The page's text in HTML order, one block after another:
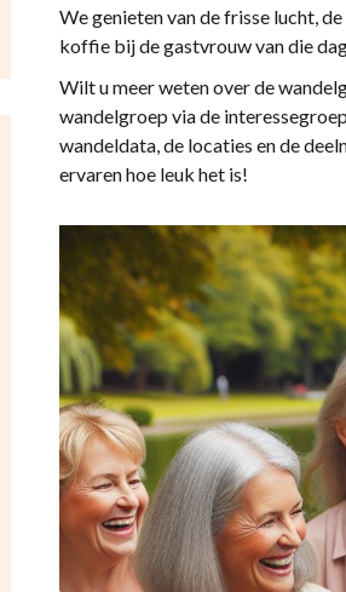
We genieten van de frisse lucht,
koffie bij de gastvrouw van die
Wilt u meer weten over de
wandelgroep via de
wandeldata, de locaties en de
ervaren hoe leuk het is!